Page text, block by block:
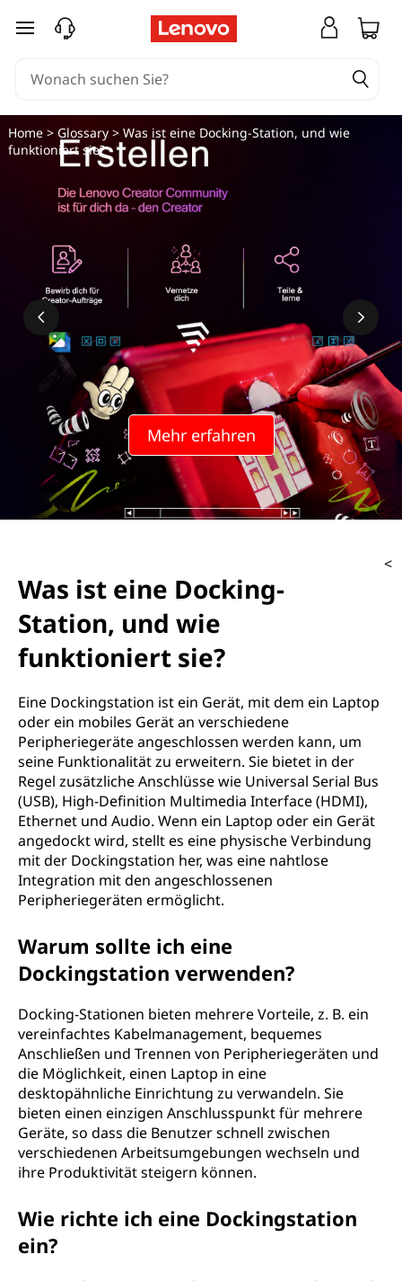
zum Hauptinhalt springen
Mehr erfahren
Home> Glossary> Was ist eine Docking-Station, und wie
funktioniert sie?
Was ist eine Docking-
Station, und wie
funktioniert sie?
Eine Dockingstation ist ein Gerät, mit dem ein Laptop
oder ein mobiles Gerät an verschiedene
Peripheriegeräte angeschlossen werden kann, um
seine Funktionalität zu erweitern. Sie bietet in der
Regel zusätzliche Anschlüsse wie Universal Serial Bus
(USB), High-Definition Multimedia Interface (HDMI),
Ethernet und Audio. Wenn ein Laptop oder ein Gerät
angedockt wird, stellt es eine physische Verbindung
mit der Dockingstation her, was eine nahtlose
Integration mit den angeschlossenen
Peripheriegeräten ermöglicht.
Warum sollte ich eine
Dockingstation verwenden?
Docking-Stationen bieten mehrere Vorteile, z. B. ein
vereinfachtes Kabelmanagement, bequemes
Anschließen und Trennen von Peripheriegeräten und
die Möglichkeit, einen Laptop in eine
desktopähnliche Einrichtung zu verwandeln. Sie
bieten einen einzigen Anschlusspunkt für mehrere
Geräte, so dass die Benutzer schnell zwischen
verschiedenen Arbeitsumgebungen wechseln und
ihre Produktivität steigern können.
Wie richte ich eine Dockingstation
ein?
<